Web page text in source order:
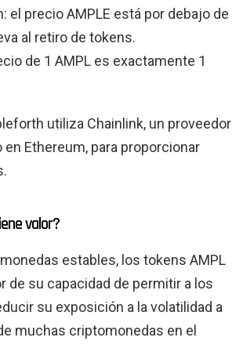
el precio AMPLE está por debajo de
al retiro de tokens.
de 1 AMPL es exactamente 1
utiliza Chainlink, un proveedor
en Ethereum, para proporcionar
valor?
estables, los tokens AMPL
de su capacidad de permitir a los
su exposición a la volatilidad a
muchas criptomonedas en el